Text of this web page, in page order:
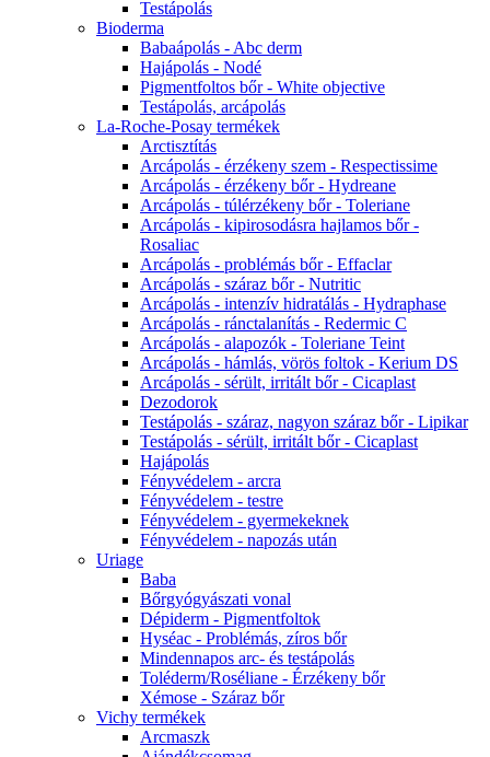
Testápolás
Bioderma
Babaápolás - Abc derm
Hajápolás - Nodé
Pigmentfoltos bőr - White objective
Testápolás, arcápolás
La-Roche-Posay termékek
Arctisztítás
Arcápolás - érzékeny szem - Respectissime
Arcápolás - érzékeny bőr - Hydreane
Arcápolás - túlérzékeny bőr - Toleriane
Arcápolás - kipirosodásra hajlamos bőr -
Rosaliac
Arcápolás - problémás bőr - Effaclar
Arcápolás - száraz bőr - Nutritic
Arcápolás - intenzív hidratálás - Hydraphase
Arcápolás - ránctalanítás - Redermic C
Arcápolás - alapozók - Toleriane Teint
Arcápolás - hámlás, vörös foltok - Kerium DS
Arcápolás - sérült, irritált bőr - Cicaplast
Dezodorok
Testápolás - száraz, nagyon száraz bőr - Lipikar
Testápolás - sérült, irritált bőr - Cicaplast
Hajápolás
Fényvédelem - arcra
Fényvédelem - testre
Fényvédelem - gyermekeknek
Fényvédelem - napozás után
Uriage
Baba
Bőrgyógyászati vonal
Dépiderm - Pigmentfoltok
Hyséac - Problémás, zíros bőr
Mindennapos arc- és testápolás
Toléderm/Roséliane - Érzékeny bőr
Xémose - Száraz bőr
Vichy termékek
Arcmaszk